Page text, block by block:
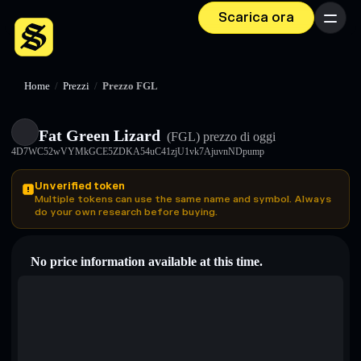
Scarica ora Menu
Home / Prezzi / Prezzo FGL
Fat Green Lizard (FGL) prezzo di oggi
4D7WC52wVYMkGCE5ZDKA54uC41zjU1vk7AjuvnNDpump
Unverified token
Multiple tokens can use the same name and symbol. Always
do your own research before buying.
No price information available at this time.